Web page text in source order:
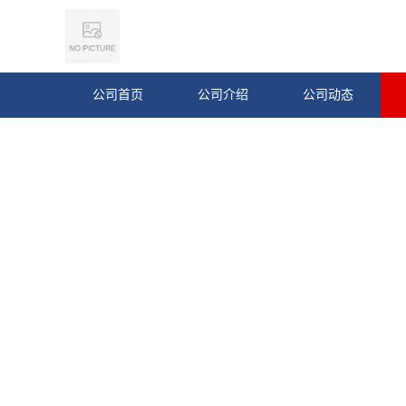
公司首页 公司介绍 公司动态